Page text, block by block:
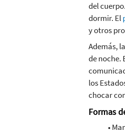
del
dormir. El
y otros
Además,
de noche.
los
chocar
Formas
•